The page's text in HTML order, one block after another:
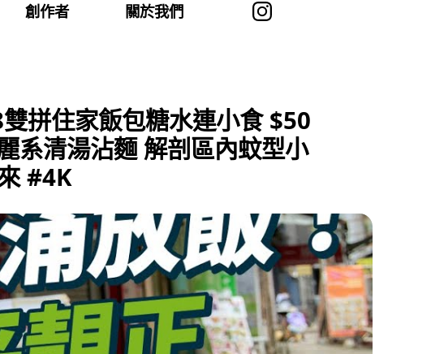
創作者 關於我們
拼住家飯包糖水連小食 $50
系清湯沾麵 解剖區內蚊型小
#4K